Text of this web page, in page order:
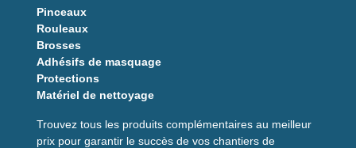
Lot pratique de 4 tiges
Tenue durable dans le temps
Montage simple et rapide
Caractéristiques
principales
Pinceaux
Rouleaux
Brosses
Adhésifs de masquage
Protections
Matériel de nettoyage
Trouvez tous les produits complémentaires au meilleur
prix pour garantir le succès de vos chantiers de